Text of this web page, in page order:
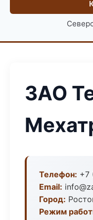
ЗАО
Телефон: +7
Email:
Город:
Режим